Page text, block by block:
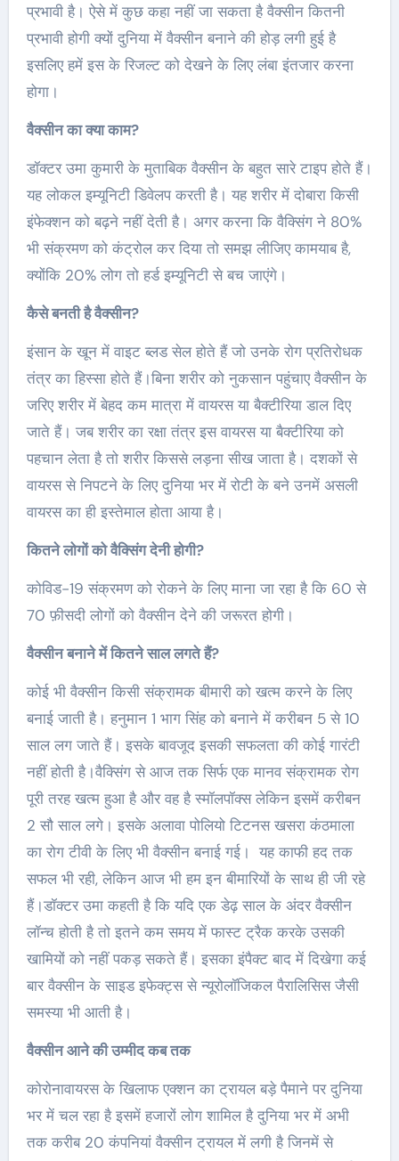
प्रभावी है। ऐसे में कुछ कहा नहीं जा सकता है वैक्सीन कितनी
प्रभावी होगी क्यों दुनिया में वैक्सीन बनाने की होड़ लगी हुई है
इसलिए हमें इस के रिजल्ट को देखने के लिए लंबा इंतजार करना
होगा।
वैक्सीन का क्या काम?
डॉक्टर उमा कुमारी के मुताबिक वैक्सीन के बहुत सारे टाइप होते हैं।
यह लोकल इम्यूनिटी डिवेलप करती है। यह शरीर में दोबारा किसी
इंफेक्शन को बढ़ने नहीं देती है। अगर करना कि वैक्सिंग ने 80%
भी संक्रमण को कंट्रोल कर दिया तो समझ लीजिए कामयाब है,
क्योंकि 20% लोग तो हर्ड इम्यूनिटी से बच जाएंगे।
कैसे बनती है वैक्सीन?
इंसान के खून में वाइट ब्लड सेल होते हैं जो उनके रोग प्रतिरोधक
तंत्र का हिस्सा होते हैं।बिना शरीर को नुकसान पहुंचाए वैक्सीन के
जरिए शरीर में बेहद कम मात्रा में वायरस या बैक्टीरिया डाल दिए
जाते हैं। जब शरीर का रक्षा तंत्र इस वायरस या बैक्टीरिया को
पहचान लेता है तो शरीर किससे लड़ना सीख जाता है। दशकों से
वायरस से निपटने के लिए दुनिया भर में रोटी के बने उनमें असली
वायरस का ही इस्तेमाल होता आया है।
कितने लोगों को वैक्सिंग देनी होगी?
कोविड-19 संक्रमण को रोकने के लिए माना जा रहा है कि 60 से
70 फ़ीसदी लोगों को वैक्सीन देने की जरूरत होगी।
वैक्सीन बनाने में कितने साल लगते हैं?
कोई भी वैक्सीन किसी संक्रामक बीमारी को खत्म करने के लिए
बनाई जाती है। हनुमान 1 भाग सिंह को बनाने में करीबन 5 से 10
साल लग जाते हैं। इसके बावजूद इसकी सफलता की कोई गारंटी
नहीं होती है।वैक्सिंग से आज तक सिर्फ एक मानव संक्रामक रोग
पूरी तरह खत्म हुआ है और वह है स्मॉलपॉक्स लेकिन इसमें करीबन
2 सौ साल लगे। इसके अलावा पोलियो टिटनस खसरा कंठमाला
का रोग टीवी के लिए भी वैक्सीन बनाई गई। ‌ यह काफी हद तक
सफल भी रही, लेकिन आज भी हम इन बीमारियों के साथ ही जी रहे
हैं।डॉक्टर उमा कहती है कि यदि एक डेढ़ साल के अंदर वैक्सीन
लॉन्च होती है तो इतने कम समय में फास्ट ट्रैक करके उसकी
खामियों को नहीं पकड़ सकते हैं। इसका इंपैक्ट बाद में दिखेगा कई
बार वैक्सीन के साइड इफेक्ट्स से न्यूरोलॉजिकल पैरालिसिस जैसी
समस्या भी आती है।
वैक्सीन आने की उम्मीद कब तक
कोरोनावायरस के खिलाफ एक्शन का ट्रायल बड़े पैमाने पर दुनिया
भर में चल रहा है इसमें हजारों लोग शामिल है दुनिया भर में अभी
तक करीब 20 कंपनियां वैक्सीन ट्रायल में लगी है जिनमें से